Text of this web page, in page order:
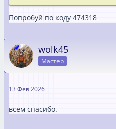
Попробуй по коду 474318
wolk45
Мастер
13 Фев 2026
всем спасибо.